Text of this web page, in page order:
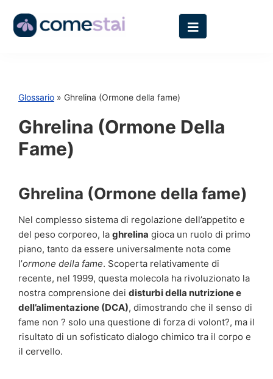
Glossario » Ghrelina (Ormone della fame)
Ghrelina (Ormone Della
Fame)
Ghrelina (Ormone della fame)
Nel complesso sistema di regolazione dell’appetito e
del peso corporeo, la ghrelina gioca un ruolo di primo
piano, tanto da essere universalmente nota come
l’ormone della fame. Scoperta relativamente di
recente, nel 1999, questa molecola ha rivoluzionato la
nostra comprensione dei disturbi della nutrizione e
dell’alimentazione (DCA), dimostrando che il senso di
fame non ? solo una questione di forza di volont?, ma il
risultato di un sofisticato dialogo chimico tra il corpo e
il cervello.